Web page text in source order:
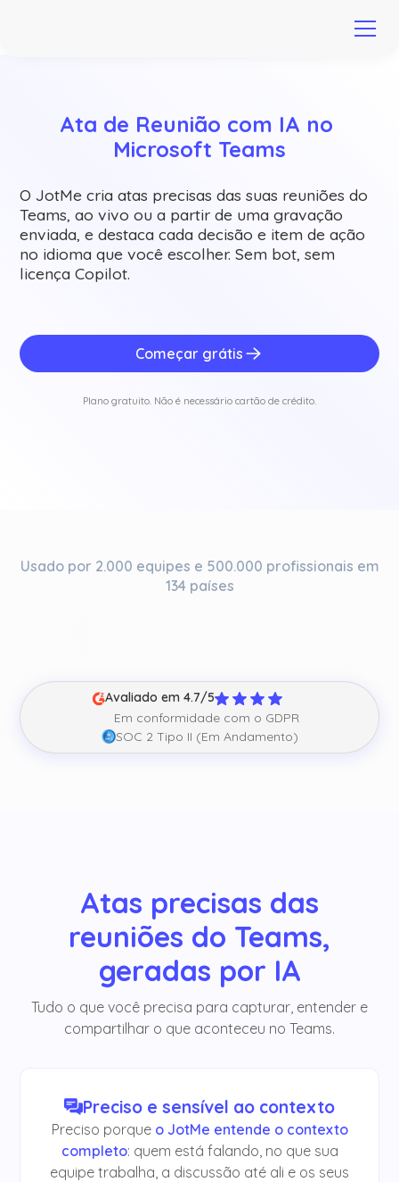
Ata de Reunião com IA no
Microsoft Teams
O JotMe cria atas precisas das suas reuniões do
Teams, ao vivo ou a partir de uma gravação
enviada, e destaca cada decisão e item de ação
no idioma que você escolher. Sem bot, sem
licença Copilot.
Começar grátis
Plano gratuito. Não é necessário cartão de crédito.
Usado por 2.000 equipes e 500.000 profissionais em
134 países
Avaliado em 4.7/5
Em conformidade com o GDPR
SOC 2 Tipo II (Em Andamento)
Atas precisas das
reuniões do Teams,
geradas por IA
Tudo o que você precisa para capturar, entender e
compartilhar o que aconteceu no Teams.
Preciso e sensível ao contexto
Preciso porque o JotMe entende o contexto
completo: quem está falando, no que sua
equipe trabalha, a discussão até ali e os seus